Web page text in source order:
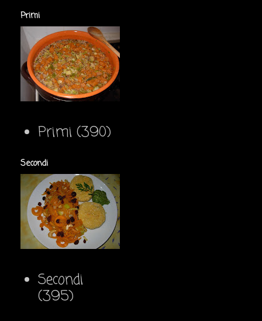
Primi
Primi (390)
Secondi
Secondi
(395)